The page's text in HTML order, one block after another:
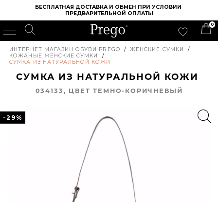
БЕСПЛАТНАЯ ДОСТАВКА И ОБМЕН ПРИ УСЛОВИИ
ПРЕДВАРИТЕЛЬНОЙ ОПЛАТЫ
0
ИНТЕРНЕТ МАГАЗИН ОБУВИ PREGO / ЖЕНСКИЕ СУМКИ
/
КОЖАНЫЕ ЖЕНСКИЕ СУМКИ
/
СУМКА ИЗ НАТУРАЛЬНОЙ КОЖИ
СУМКА ИЗ НАТУРАЛЬНОЙ КОЖИ
034133, ЦВЕТ ТЕМНО-КОРИЧНЕВЫЙ
-29%